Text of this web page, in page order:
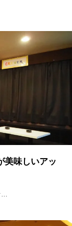
美味しいアッ